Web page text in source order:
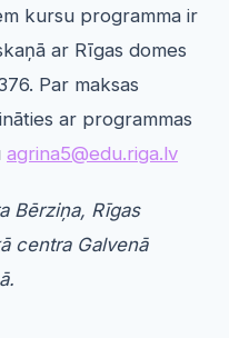
kursu programma ir
ar Rīgas domes
Par maksas
ar programmas
agrina5@edu.riga.lv
Bērziņa, Rīgas
centra Galvenā